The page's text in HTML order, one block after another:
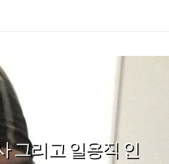
그리고 일용직 인